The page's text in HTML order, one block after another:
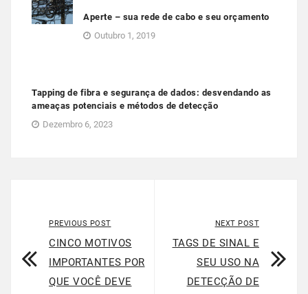
Aperte – sua rede de cabo e seu orçamento
Outubro 1, 2019
Tapping de fibra e segurança de dados: desvendando as
ameaças potenciais e métodos de detecção
Dezembro 6, 2023
PREVIOUS POST
CINCO MOTIVOS
IMPORTANTES POR
QUE VOCÊ DEVE
NEXT POST
TAGS DE SINAL E
SEU USO NA
DETECÇÃO DE